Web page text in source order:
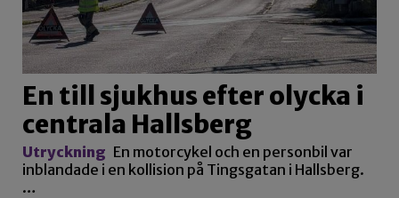
En till sjukhus efter olycka i
centrala Hallsberg
Utryckning En motorcykel och en personbil var
inblandade i en kollision på Tingsgatan i Hallsberg.
…